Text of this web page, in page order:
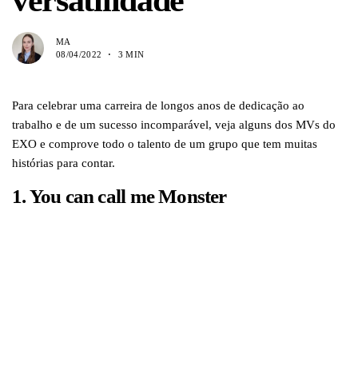
MA
08/04/2022
3 MIN
Para celebrar uma carreira de longos anos de dedicação ao
trabalho e de um sucesso incomparável, veja alguns dos MVs do
EXO e comprove todo o talento de um grupo que tem muitas
histórias para contar.
1. You can call meMonster